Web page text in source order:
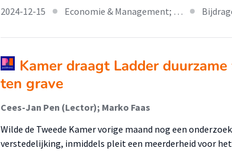
2024-12-15
Economie & Management; …
Kamer draagt Ladder
ten grave
Cees-Jan Pen (Lector); Marko Faas
Wilde de Tweede Kamer vorige maand nog een
verstedelijking, inmiddels pleit een meerderheid voor